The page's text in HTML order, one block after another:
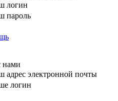
логин
пароль
нами
адрес электронной почты
логин